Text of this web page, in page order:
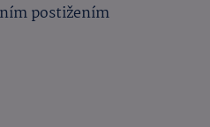
postižením